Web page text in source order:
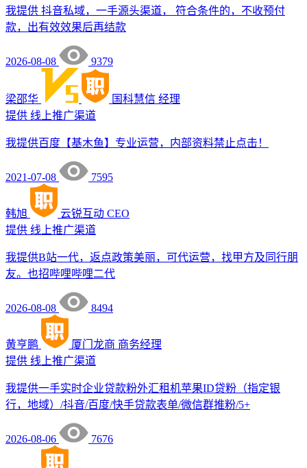
我提供 抖音私域，一手源头渠道， 符合条件的，不收预付
款，出有效效果后再结款
2026-08-08 9379
梁邵华 国科慧信 经理
提供 线上推广渠道
我提供百度【基木鱼】专业运营，内部资料禁止点击！
2021-07-08 7595
韩旭 云锐互动 CEO
提供 线上推广渠道
我提供B站一代，返点政策美丽，可代运营，找甲方及同行朋
友。也招哔哩哔哩二代
2026-08-08 8494
黄亨鹏 厦门龙商 商务经理
提供 线上推广渠道
我提供一手实时企业贷款粉外汇租机苹果ID贷粉（指定银
行，地域）/抖音/百度/快手贷款表单/微信群推粉/5+
2026-08-06 7676